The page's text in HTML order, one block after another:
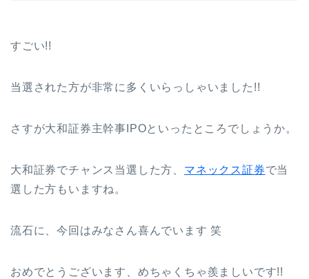
すごい!!
当選された方が非常に多くいらっしゃいました!!
さすが大和証券主幹事IPOといったところでしょうか。
大和証券でチャンス当選した方、 マネックス証券で当
選した方もいますね。
流石に、今回はみなさん喜んでいます 笑
おめでとうございます、めちゃくちゃ羨ましいです!!